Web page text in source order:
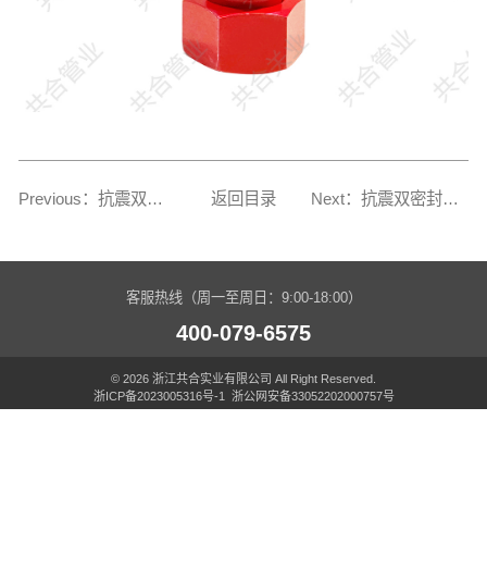
Previous：抗震双密封直通 返回目录 Next：抗震双密封法兰 转换接头
客服热线（周一至周日：9:00-18:00）
400-079-6575
© 2026 浙江共合实业有限公司 All Right Reserved.
浙ICP备2023005316号-1
浙公网安备33052202000757号